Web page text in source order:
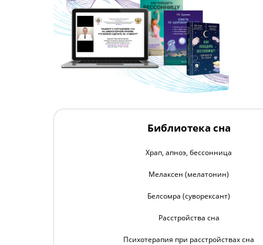
Библиотека сна
Храп, апноэ, бессонница
Мелаксен (мелатонин)
Белсомра (суворексант)
Расстройства сна
Психотерапия при расстройствах сна